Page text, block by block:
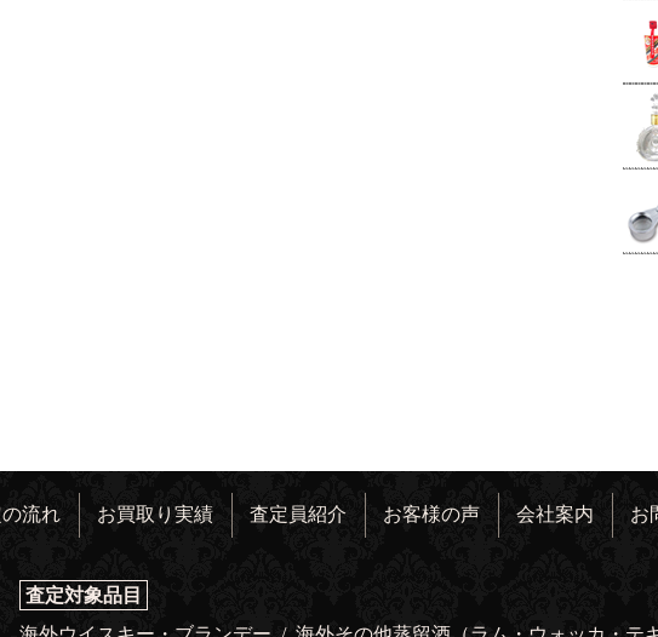
流れ お買取り実績 査定員紹介 お客様の声 会社案内 お
査定対象品目